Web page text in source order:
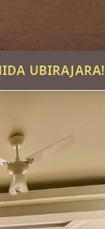
UBIRAJARA!